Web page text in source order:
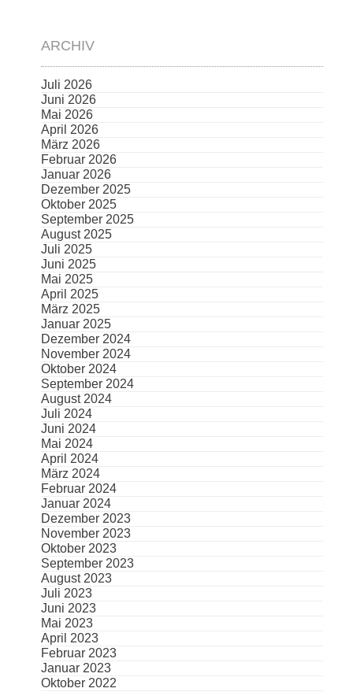
ARCHIV
Juli 2026
Juni 2026
Mai 2026
April 2026
März 2026
Februar 2026
Januar 2026
Dezember 2025
Oktober 2025
September 2025
August 2025
Juli 2025
Juni 2025
Mai 2025
April 2025
März 2025
Januar 2025
Dezember 2024
November 2024
Oktober 2024
September 2024
August 2024
Juli 2024
Juni 2024
Mai 2024
April 2024
März 2024
Februar 2024
Januar 2024
Dezember 2023
November 2023
Oktober 2023
September 2023
August 2023
Juli 2023
Juni 2023
Mai 2023
April 2023
Februar 2023
Januar 2023
Oktober 2022